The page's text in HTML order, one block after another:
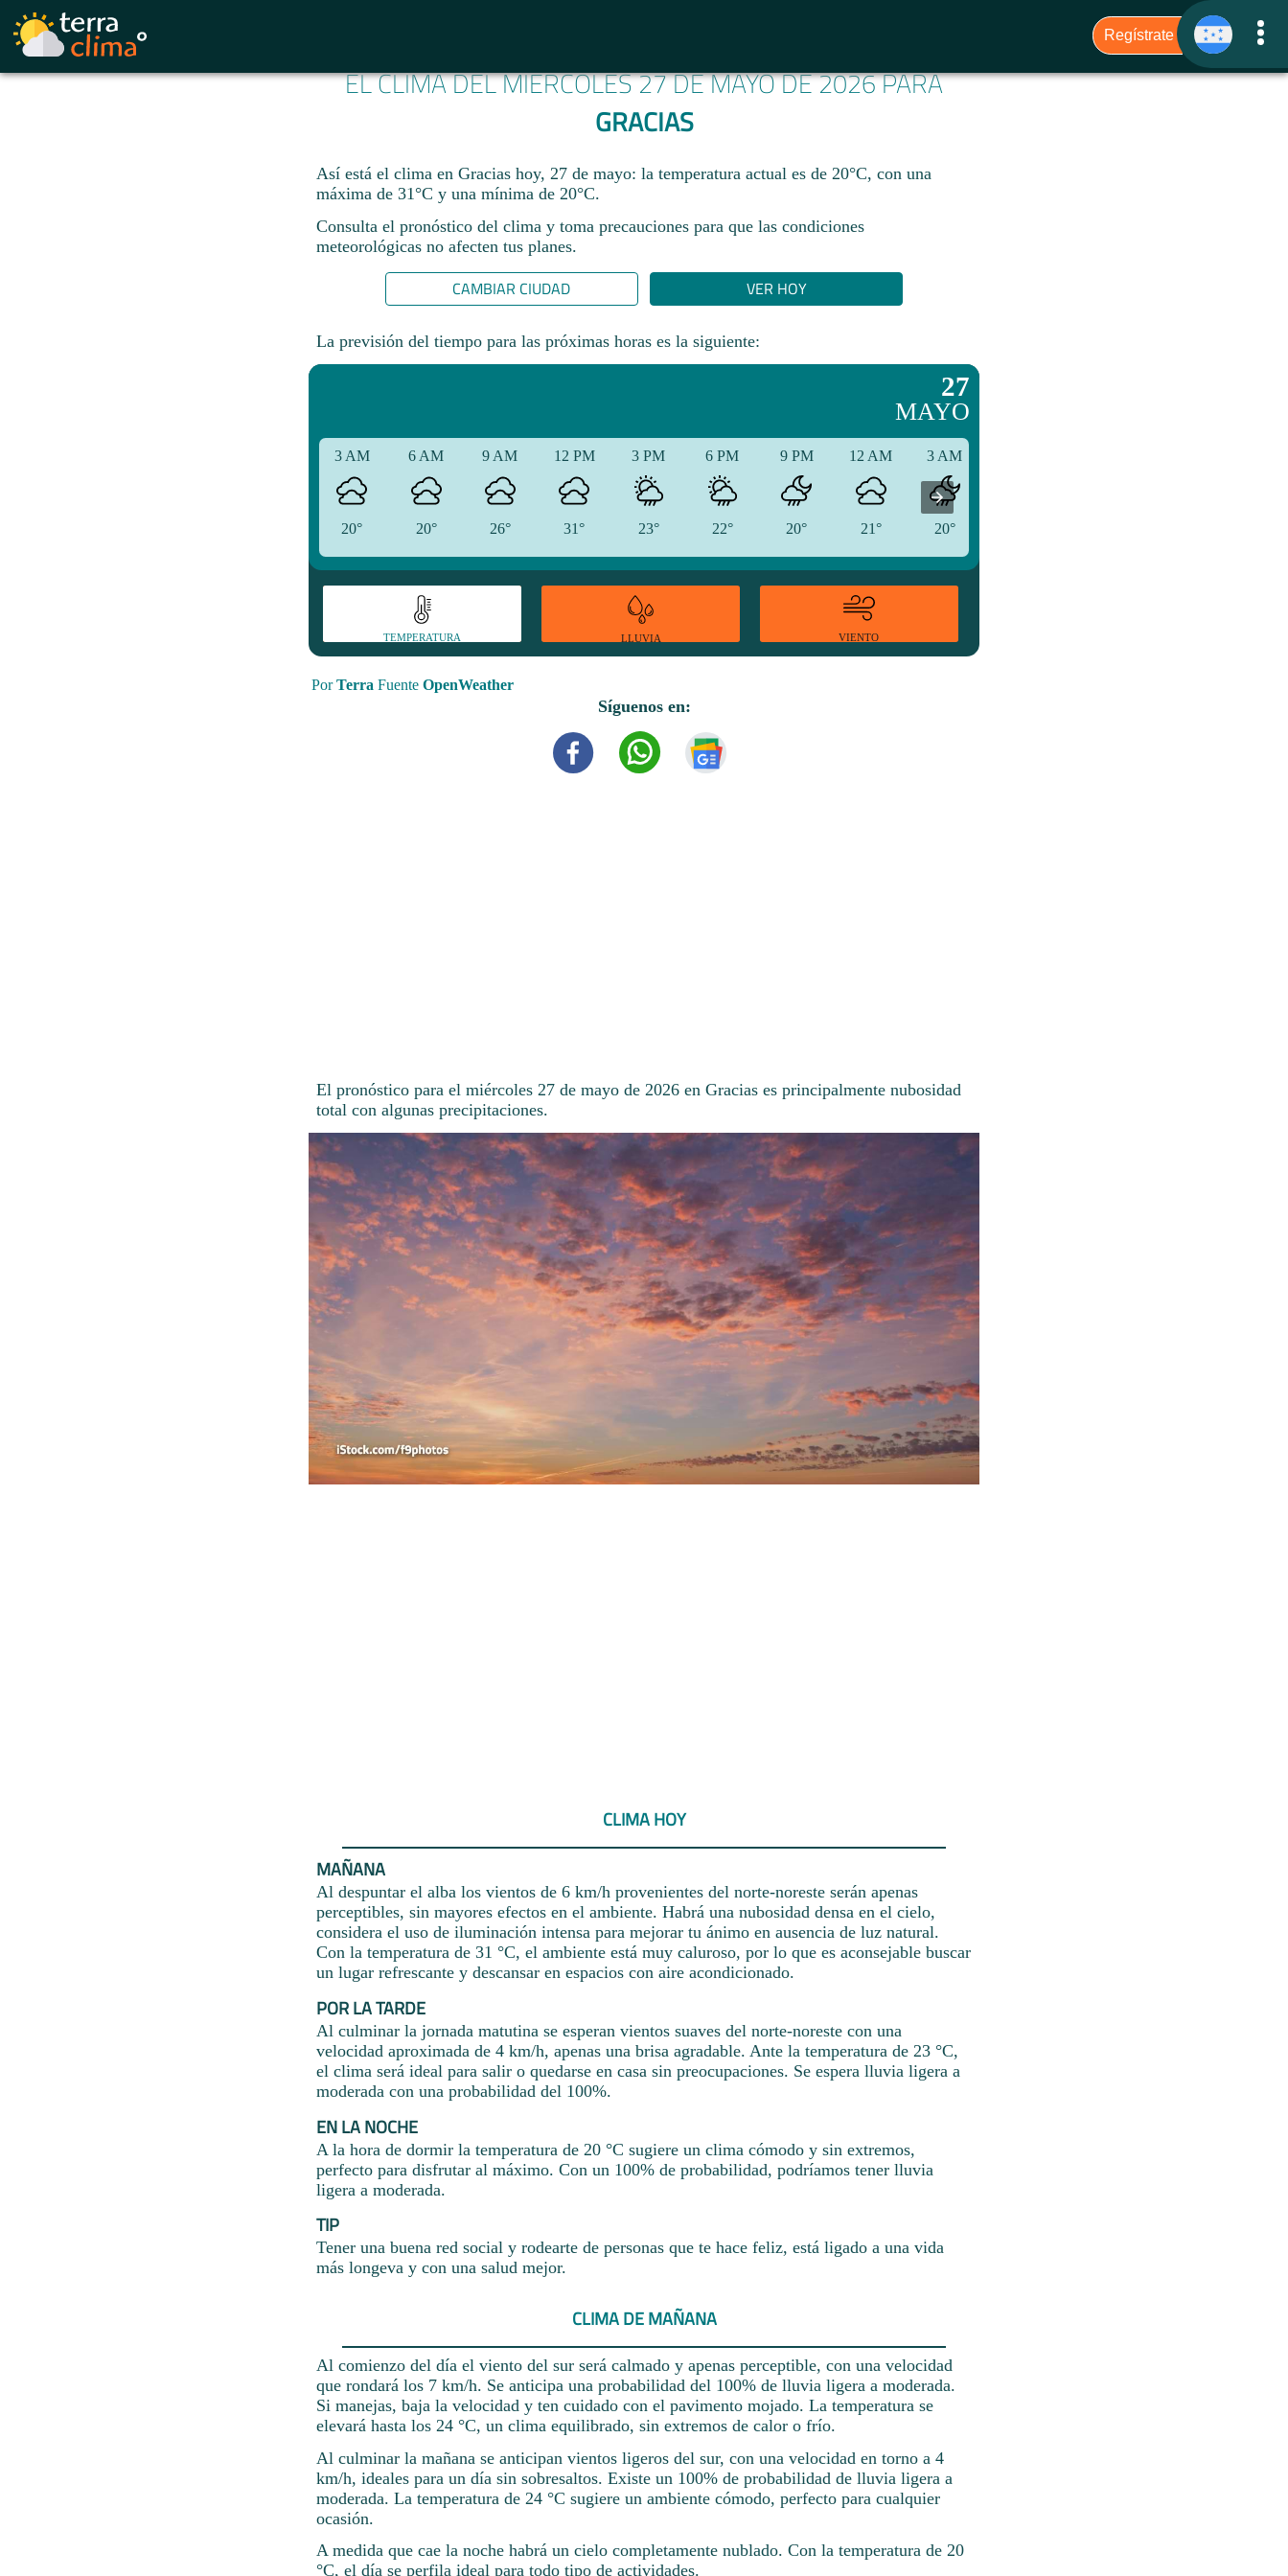
EL CLIMA DEL MIÉRCOLES 27 DE MAYO DE 2026 PARA
GRACIAS
Así está el clima en Gracias hoy, 27 de mayo: la temperatura actual es de 20°C, con una
máxima de 31°C y una mínima de 20°C.
Consulta el pronóstico del clima y toma precauciones para que las condiciones
meteorológicas no afecten tus planes.​
CAMBIAR CIUDAD VER HOY
La previsión del tiempo para las próximas horas es la siguiente:
27
MAYO
3 AM
20°
6 AM
20°
9 AM
26°
12 PM
31°
3 PM
23°
6 PM
22°
9 PM
20°
12 AM
21°
3 AM
20°
TEMPERATURA LLUVIA VIENTO
PorTerra Fuente OpenWeather
Síguenos en:
El pronóstico para el miércoles 27 de mayo de 2026 en Gracias es principalmente nubosidad
total con algunas precipitaciones.
CLIMA HOY
MAÑANA
Al despuntar el alba los vientos de 6 km/h provenientes del norte-noreste serán apenas
perceptibles, sin mayores efectos en el ambiente. Habrá una nubosidad densa en el cielo,
considera el uso de iluminación intensa para mejorar tu ánimo en ausencia de luz natural.
Con la temperatura de 31 °C, el ambiente está muy caluroso, por lo que es aconsejable buscar
un lugar refrescante y descansar en espacios con aire acondicionado.
POR LA TARDE
Al culminar la jornada matutina se esperan vientos suaves del norte-noreste con una
velocidad aproximada de 4 km/h, apenas una brisa agradable. Ante la temperatura de 23 °C,
el clima será ideal para salir o quedarse en casa sin preocupaciones. Se espera lluvia ligera a
moderada con una probabilidad del 100%.
EN LA NOCHE
A la hora de dormir la temperatura de 20 °C sugiere un clima cómodo y sin extremos,
perfecto para disfrutar al máximo. Con un 100% de probabilidad, podríamos tener lluvia
ligera a moderada.
TIP
Tener una buena red social y rodearte de personas que te hace feliz, está ligado a una vida
más longeva y con una salud mejor.
CLIMA DE MAÑANA
Al comienzo del día el viento del sur será calmado y apenas perceptible, con una velocidad
que rondará los 7 km/h. Se anticipa una probabilidad del 100% de lluvia ligera a moderada.
Si manejas, baja la velocidad y ten cuidado con el pavimento mojado. La temperatura se
elevará hasta los 24 °C, un clima equilibrado, sin extremos de calor o frío.
Al culminar la mañana se anticipan vientos ligeros del sur, con una velocidad en torno a 4
km/h, ideales para un día sin sobresaltos. Existe un 100% de probabilidad de lluvia ligera a
moderada. La temperatura de 24 °C sugiere un ambiente cómodo, perfecto para cualquier
ocasión.
A medida que cae la noche habrá un cielo completamente nublado. Con la temperatura de 20
°C, el día se perfila ideal para todo tipo de actividades.